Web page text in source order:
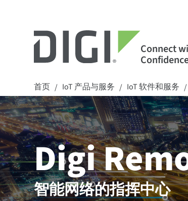
Connect
首页 / IoT 产品与服务 / IoT 软件和服务 /
Digi
智能网络的指挥中心